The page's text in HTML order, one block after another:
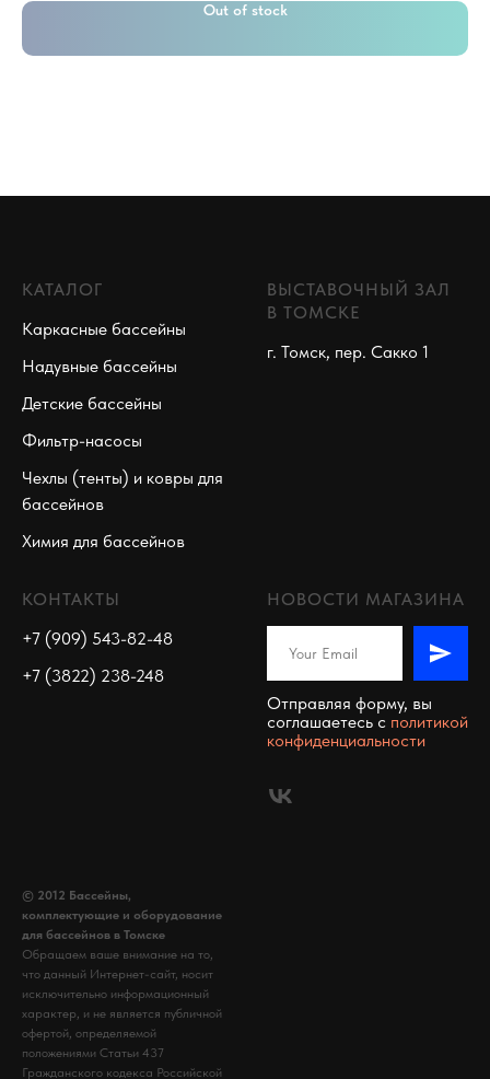
Out of stock
КАТАЛОГ
Каркасные бассейны
Надувные бассейны
Детские бассейны
Фильтр-насосы
Чехлы (тенты) и ковры для
бассейнов
Химия для бассейнов
ВЫСТАВОЧНЫЙ ЗАЛ
В ТОМСКЕ
г. Томск, пер. Сакко 1
КОНТАКТЫ
+7 (909) 543-82-48
+7 (3822) 238-248
НОВОСТИ МАГАЗИНА
Отправляя форму, вы
соглашаетесь c политикой
конфиденциальности
© 2012 Бассейны,
комплектующие и оборудование
для бассейнов в Томске
Обращаем ваше внимание на то,
что данный Интернет-сайт, носит
исключительно информационный
характер, и не является публичной
офертой, определяемой
положениями Статьи 437
Гражданского кодекса Российской